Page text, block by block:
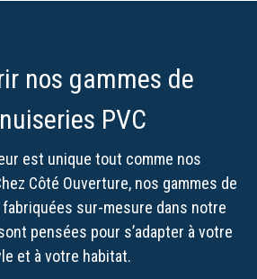
nos gammes de
PVC
est unique tout comme nos
Côté Ouverture, nos gammes de
fabriquées sur-mesure dans notre
pensées pour s’adapter à votre
et à votre habitat.